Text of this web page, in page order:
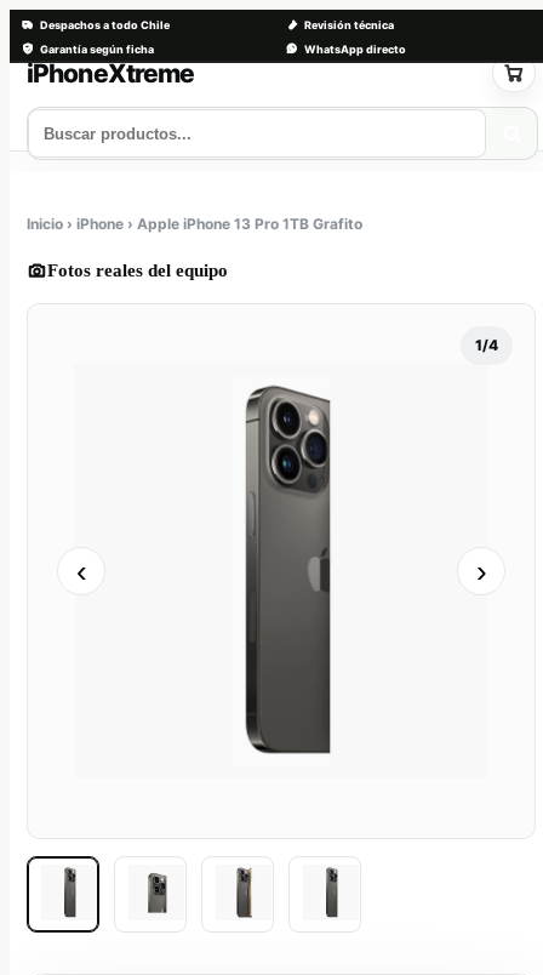
Despachos a todo Chile
Revisión técnica
Garantía según ficha
WhatsApp directo
Saltar
contenido
Inicio › iPhone › Apple iPhone 13 Pro 1TB Grafito
Fotos reales del equipo
‹ ›
1/4